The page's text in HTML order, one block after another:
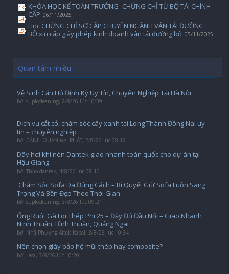
KHÓA HỌC KẾ TOÁN TRƯỞNG- CHỨNG CHỈ TỪ BỘ TÀI CHÍNH
CẤP 06/11/2025
Học CHỨNG CHỈ SƠ CẤP CHUYÊN NGÀNH VẬN TẢI ĐƯỜNG
BỘ,xin cấp giấy phép kinh doanh vận tải đường bộ 05/11/2025
Quan tâm nhiều
Vệ Sinh Căn Hộ Định Kỳ Uy Tín, Chuyên Nghiệp Tại Hà Nội
bởi suplocleaning, 2/8/26 lúc 10:39
Dịch vụ cắt cỏ, chăm sóc cây xanh tại Long Thành Đồng Nai uy
tín – chuyên nghiệp
bởi CẢNH QUAN ĐẠI PHÁT, 2/8/26 lúc 08:12
Dây hơi khí nén Dantek giao nhanh toàn quốc cho dự án tại
Hậu Giang
bởi Thảo dantek, 4/8/26 lúc 08:10
️ Chăm Sóc Sofa Da Đúng Cách – Bí Quyết Giữ Sofa Luôn Sang
Trọng Và Bền Đẹp Theo Thời Gian
bởi suplocleaning, 3/8/26 lúc 09:21
Ống Ruột Gà Lõi Thép Phi 25 – Đầy Đủ Đầu Nối – Giao Nhanh
Ninh Thuận, Bình Thuận, Quảng Ngãi
bởi Nhã Phương Altek Kabel, 3/8/26 lúc 10:34
Nên chọn giày bảo hộ mũi thép hay composite?
bởi Lasa, 3/8/26 lúc 10:20